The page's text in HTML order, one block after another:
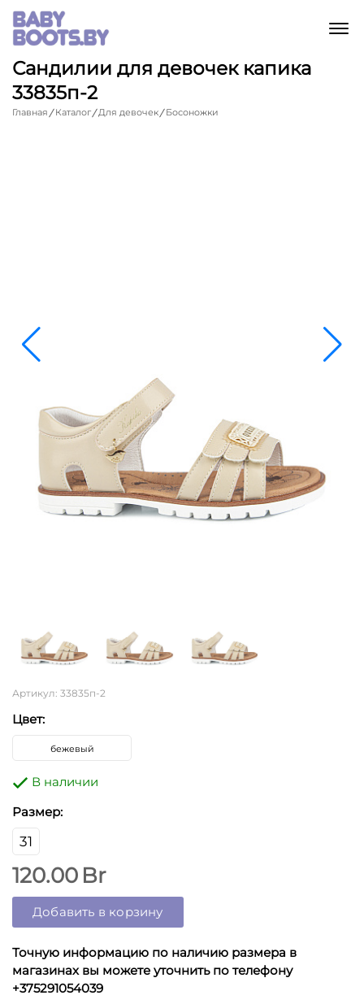
Сандилии для девочек капика
33835п-2
Главная Каталог Для девочек Босоножки
Артикул: 33835п-2
Цвет:
бежевый
В наличии
Размер:
31
120.00 Br
Добавить в корзину
Точную информацию по наличию размера в
магазинах вы можете уточнить по телефону
+375291054039